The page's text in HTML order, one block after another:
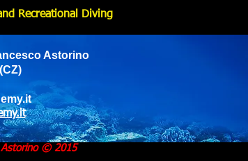
Recreational Diving
Astorino
© 2015